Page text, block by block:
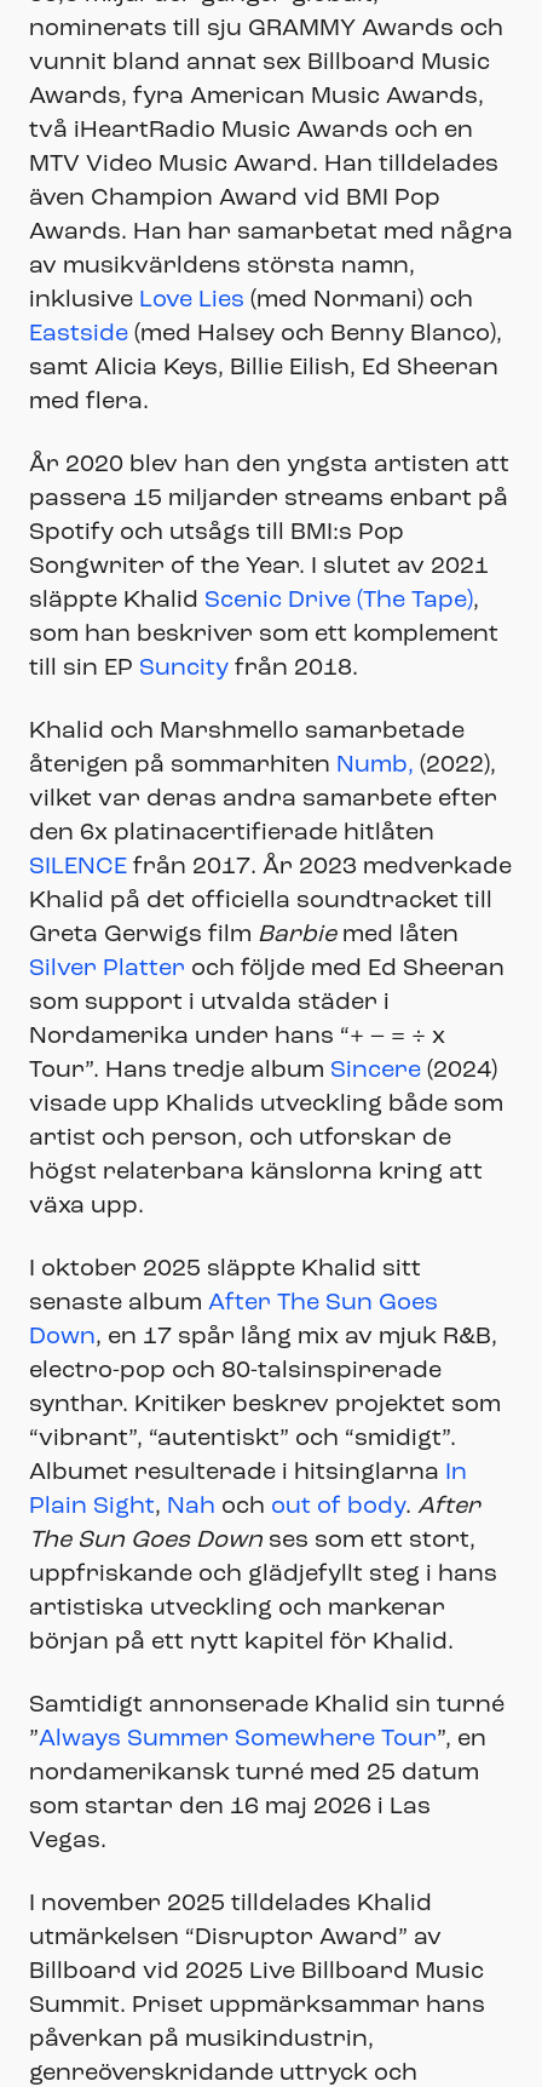
nominerats till sju GRAMMY Awards och
vunnit bland annat sex Billboard Music
Awards, fyra American Music Awards,
två iHeartRadio Music Awards och en
MTV Video Music Award. Han tilldelades
även Champion Award vid BMI Pop
Awards. Han har samarbetat med några
av musikvärldens största namn,
inklusive Love Lies (med Normani) och
Eastside (med Halsey och Benny Blanco),
samt Alicia Keys, Billie Eilish, Ed Sheeran
med flera.
År 2020 blev han den yngsta artisten att
passera 15 miljarder streams enbart på
Spotify och utsågs till BMI:s Pop
Songwriter of the Year. I slutet av 2021
släppte Khalid Scenic Drive (The Tape),
som han beskriver som ett komplement
till sin EP Suncity från 2018.
Khalid och Marshmello samarbetade
återigen på sommarhiten Numb, (2022),
vilket var deras andra samarbete efter
den 6x platinacertifierade hitlåten
SILENCE från 2017. År 2023 medverkade
Khalid på det officiella soundtracket till
Greta Gerwigs film Barbiemed låten
Silver Platter och följde med Ed Sheeran
som support i utvalda städer i
Nordamerika under hans “+ – = ÷ x
Tour”. Hans tredje album Sincere (2024)
visade upp Khalids utveckling både som
artist och person, och utforskar de
högst relaterbara känslorna kring att
växa upp.
I oktober 2025 släppte Khalid sitt
senaste album After The Sun Goes
Down, en 17 spår lång mix av mjuk R&B,
electro-pop och 80-talsinspirerade
synthar. Kritiker beskrev projektet som
“vibrant”, “autentiskt” och “smidigt”.
Albumet resulterade i hitsinglarna In
Plain Sight, Nah och out of body. After
The Sun Goes Down ses som ett stort,
uppfriskande och glädjefyllt steg i hans
artistiska utveckling och markerar
början på ett nytt kapitel för Khalid.
Samtidigt annonserade Khalid sin turné
”Always Summer Somewhere Tour”, en
nordamerikansk turné med 25 datum
som startar den 16 maj 2026 i Las
Vegas.
I november 2025 tilldelades Khalid
utmärkelsen “Disruptor Award” av
Billboard vid 2025 Live Billboard Music
Summit. Priset uppmärksammar hans
påverkan på musikindustrin,
genreöverskridande uttryck och